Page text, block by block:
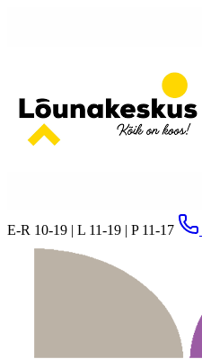
E-R 10-19 | L 11-19 | P 11-17